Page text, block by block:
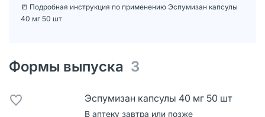
📒 Подробная инструкция по применению Эспумизан капсулы
40 мг 50 шт
Формы выпуска 3
Эспумизан капсулы 40 мг 50 шт
В аптеку завтра или позже